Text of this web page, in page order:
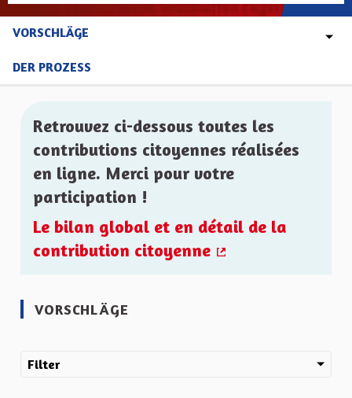
VORSCHLÄGE
DER PROZESS
Retrouvez ci-dessous toutes les
contributions citoyennes réalisées
en ligne. Merci pour votre
participation !
Le bilan global et en détail de la
contribution citoyenne
VORSCHLÄGE
Filter